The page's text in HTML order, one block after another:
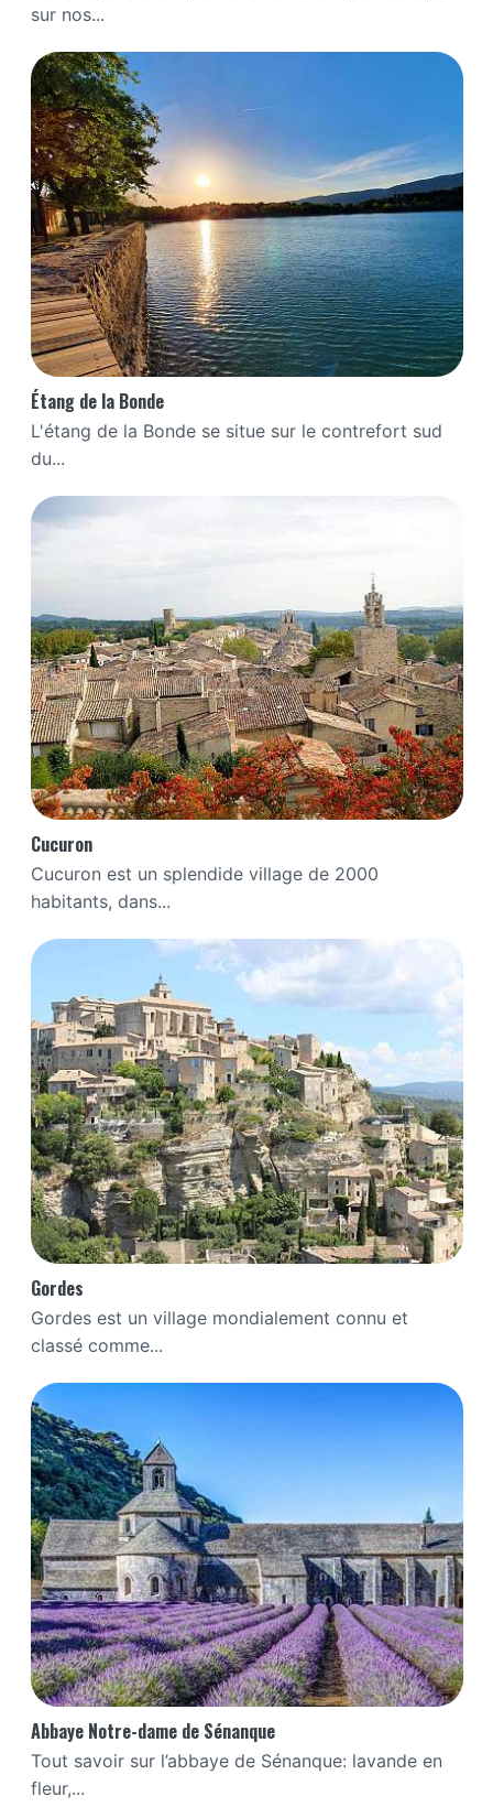
sur nos...
Étang de la Bonde
L'étang de la Bonde se situe sur le contrefort sud
du...
Cucuron
Cucuron est un splendide village de 2000
habitants, dans...
Gordes
Gordes est un village mondialement connu et
classé comme...
Abbaye Notre-dame de Sénanque
Tout savoir sur l’abbaye de Sénanque: lavande en
fleur,...